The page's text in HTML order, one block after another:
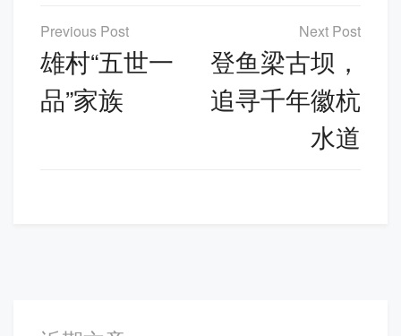
文
章
导
航
雄村“五世一
品”家族
登鱼梁古坝，
追寻千年徽杭
水道